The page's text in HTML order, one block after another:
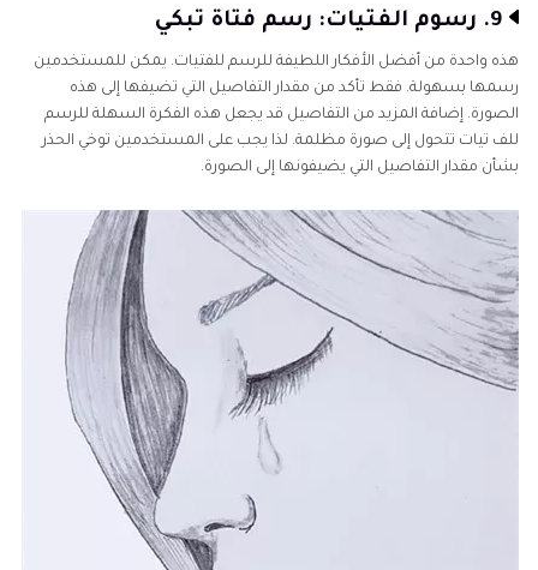
9. رسوم الفتيات: رسم فتاة تبكي
هذه واحدة من أفضل الأفكار اللطيفة للرسم للفتيات. يمكن للمستخدمين
رسمها بسهولة. فقط تأكد من مقدار التفاصيل التي تضيفها إلى هذه
الصورة. إضافة المزيد من التفاصيل قد يجعل هذه الفكرة السهلة للرسم
للف تيات تتحول إلى صورة مظلمة. لذا يجب على المستخدمين توخي الحذر
بشأن مقدار التفاصيل التي يضيفونها إلى الصورة.